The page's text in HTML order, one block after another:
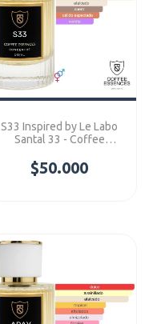
S33 Inspired by Le Labo
Santal 33 - Coffee
$50.000